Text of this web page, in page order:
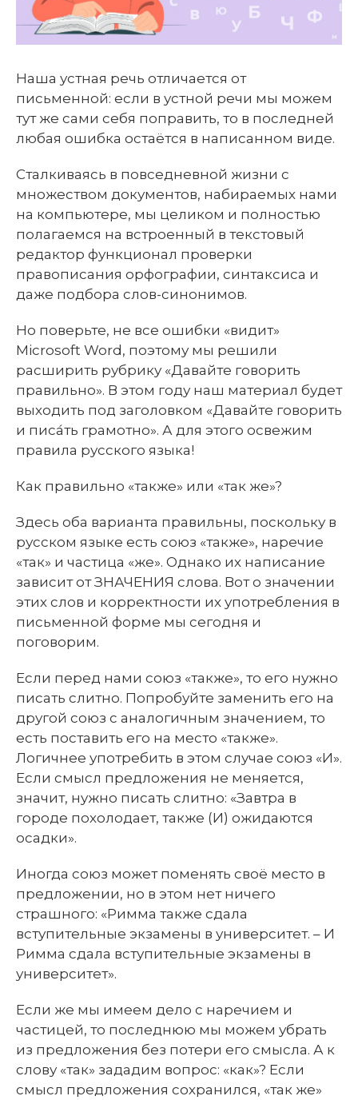
Наша устная речь отличается от
письменной: если в устной речи мы можем
тут же сами себя поправить, то в последней
любая ошибка остаётся в написанном виде.
Сталкиваясь в повседневной жизни с
множеством документов, набираемых нами
на компьютере, мы целиком и полностью
полагаемся на встроенный в текстовый
редактор функционал проверки
правописания орфографии, синтаксиса и
даже подбора слов-синонимов.
Но поверьте, не все ошибки «видит»
Microsoft Word, поэтому мы решили
расширить рубрику «Давайте говорить
правильно». В этом году наш материал будет
выходить под заголовком «Давайте говорить
и писа́ть грамотно». А для этого освежим
правила русского языка!
Как правильно «также» или «так же»?
Здесь оба варианта правильны, поскольку в
русском языке есть союз «также», наречие
«так» и частица «же». Однако их написание
зависит от ЗНАЧЕНИЯ слова. Вот о значении
этих слов и корректности их употребления в
письменной форме мы сегодня и
поговорим.
Если перед нами союз «также», то его нужно
писать слитно. Попробуйте заменить его на
другой союз с аналогичным значением, то
есть поставить его на место «также».
Логичнее употребить в этом случае союз «И».
Если смысл предложения не меняется,
значит, нужно писать слитно: «Завтра в
городе похолодает, также (И) ожидаются
осадки».
Иногда союз может поменять своё место в
предложении, но в этом нет ничего
страшного: «Римма также сдала
вступительные экзамены в университет. – И
Римма сдала вступительные экзамены в
университет».
Если же мы имеем дело с наречием и
частицей, то последнюю мы можем убрать
из предложения без потери его смысла. А к
слову «так» зададим вопрос: «как»? Если
смысл предложения сохранился, «так же»